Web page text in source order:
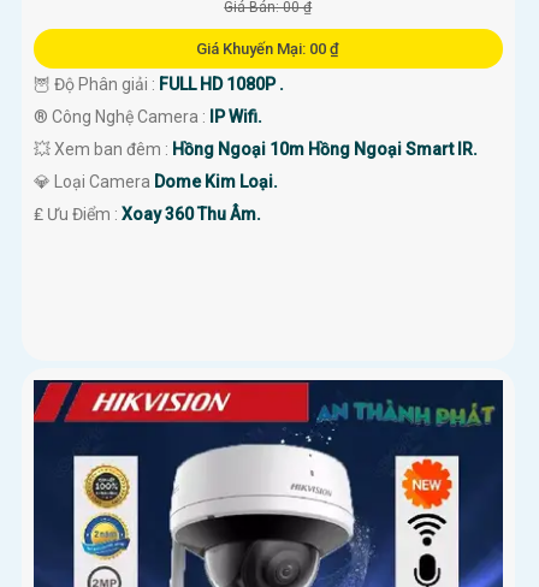
Giá Bán: 00 ₫
Giá Khuyến Mại: 00 ₫
🦉 Độ Phân giải : FULL HD 1080P .
®️ Công Nghệ Camera : IP Wifi.
💥 Xem ban đêm : Hồng Ngoại 10m Hồng Ngoại Smart IR.
💎 Loại Camera Dome Kim Loại.
️₤ Ưu Điểm : Xoay 360 Thu Âm.